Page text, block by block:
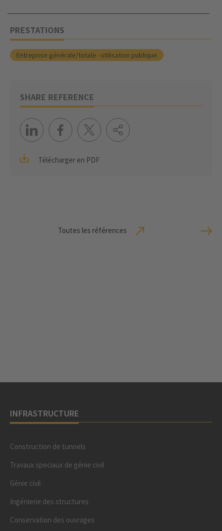
PRESTATIONS
Entreprise générale/totale - utilisation publique
SHARE REFERENCE
Télécharger en PDF
Toutes les références
INFRASTRUCTURE
Construction de tunnels
Travaux speciaux de génie civil
Génie civil
Ingénierie des structures
Conservation des ouvrages